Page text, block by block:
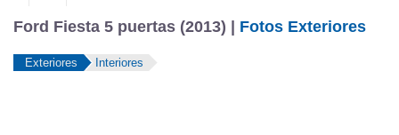
Ford Fiesta 5 puertas (2013) | Fotos Exteriores
Exteriores Interiores